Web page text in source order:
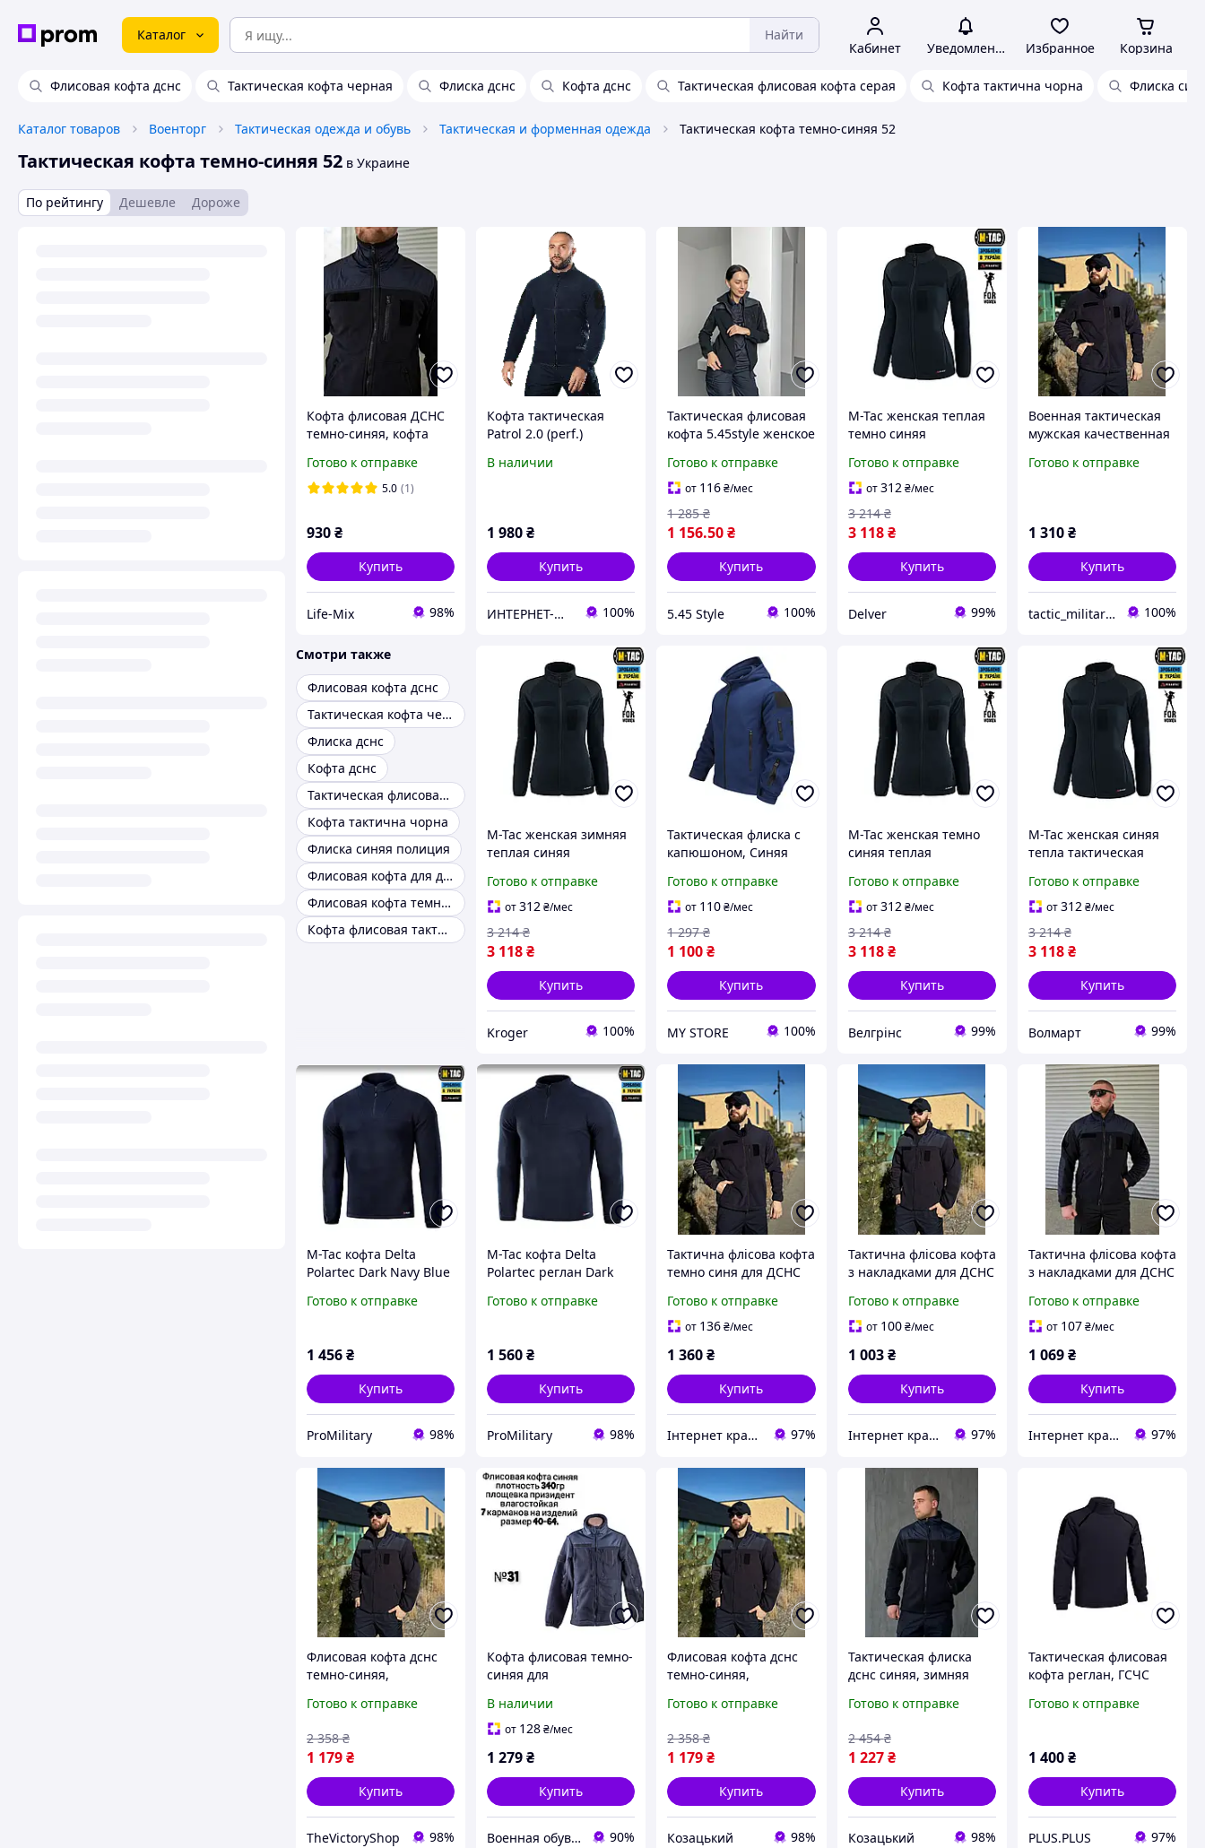
Каталог Найти
Кабинет Уведомления Избранное Корзина
Флисовая кофта дснс Тактическая кофта черная Флиска дснс Кофта дснс Тактическая флисовая кофта серая Кофта тактична чорна Флиска
Каталог товаров Военторг Тактическая одежда и обувь Тактическая и форменная одежда Тактическая кофта темно-синяя 52
Тактическая кофта темно-синяя 52 в Украине
По рейтингу Дешевле Дороже
Кофта флисовая ДСНС
темно-синяя, кофта
МЧС, флиска темно-
синяя размеры
Готово к отправке
5.0 (1)
930₴
Купить
Life-Mix 98%
Кофта тактическая
Patrol 2.0 (perf.)
синяя
В наличии
1 980₴
Купить
ИНТЕРНЕТ-МАГАЗИН "ВСЕ,ЧТО НАДО" 100%
Тактическая флисовая
кофта 5.45style женское
Готово к отправке
от 116₴/мес
1 156.50₴
1 285 ₴
Купить
5.45 Style 100%
M-Tac женская теплая
темно синяя
кофта на молнии
Готово к отправке
от312 ₴/мес
3 118 ₴
3 214 ₴
Купить
Delver 99%
Военная тактическая
мужская качественная
Polartec R Military
Готово к отправке
1 310₴
Купить
tactic_military_shop 100%
Смотри также
Флисовая кофта дснс
Тактическая кофта черная
Флиска дснс
Кофта дснс
Тактическая флисовая кофта серая
Кофта тактична чорна
Флиска синяя полиция
Флисовая кофта для дпсу
Флисовая кофта темно синяя для военных
Кофта флисовая тактическая синяя
M-Tac женская зимняя
теплая синяя
кофта на молнии
Готово к отправке
от312₴/мес
3 118₴
3 214 ₴
Купить
Kroger 100%
Тактическая флиска с
капюшоном, Синяя
мужская, тактическая
армейская флиска
Готово к отправке
от 110₴/мес
1 100₴
1 297 ₴
Купить
MY STORE 100%
M-Tac женская темно
синяя теплая
кофта с молнией
Готово к отправке
от312 ₴/мес
3 118 ₴
3 214 ₴
Купить
Велгрінс 99%
M-Tac женская синяя
тепла тактическая
молнией и велкро
панелями для
шевронов
Готово к отправке
от312₴/мес
3 118₴
3 214 ₴
Купить
Волмарт 99%
M-Tac кофта Delta
Polartec Dark Navy Blue
тактическая
Готово к отправке
1 456₴
Купить
ProMilitary 98%
M-Tac кофта Delta
Polartec реглан Dark
синий) тактическая
Готово к отправке
1 560₴
Купить
ProMilitary 98%
Тактична флісова кофта
темно синя для ДСНС
Готово к отправке
от 136₴/мес
1 360₴
Купить
Інтернет крамниця “САПСАН” 97%
Тактична флісова кофта
з накладками для ДСНС
Готово к отправке
от 100 ₴/мес
1 003 ₴
Купить
Інтернет крамниця “САПСАН” 97%
Тактична флісова кофта
з накладками для ДСНС
Батал
Готово к отправке
от 107₴/мес
1 069₴
Купить
Інтернет крамниця “САПСАН” 97%
Флисовая кофта дснс
темно-синяя,
дснс плотность 300 г/
мужская дснс 48 tgfry
Готово к отправке
1 179₴
2 358 ₴
Купить
TheVictoryShop 98%
Кофта флисовая темно-
синяя для
тактическая синяя
ДСНС и МНС,кофта
военная
В наличии
от 128₴/мес
1 279₴
Купить
Военная обувь тактическая лето осень 90%
Флисовая кофта дснс
темно-синяя,
дснс плотность 300 г/
мужская дснс 48 asovfji
Готово к отправке
1 179₴
2 358 ₴
Купить
Козацький 98%
Тактическая флиска
дснс синяя, зимняя
мужская теплая флиска
Готово к отправке
1 227 ₴
2 454 ₴
Купить
Козацький 98%
Тактическая флисовая
кофта реглан, ГСЧС
Готово к отправке
1 400₴
Купить
PLUS.PLUS 97%